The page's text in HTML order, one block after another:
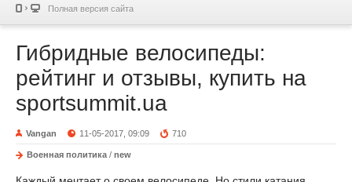
Полная версия сайта
Гибридные велосипеды:
рейтинг и отзывы, купить на
sportsummit.ua
Vangan 11-05-2017, 09:09 710
Военная политика / new